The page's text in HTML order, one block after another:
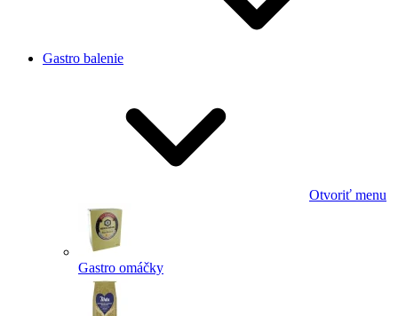
Gastro balenie
Otvoriť menu
Gastro omáčky